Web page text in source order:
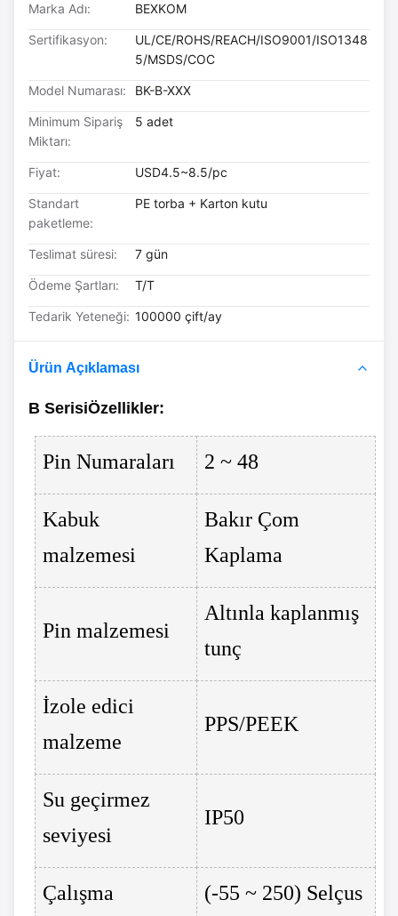
Marka Adı: BEXKOM
Sertifikasyon:
UL/CE/ROHS/REACH/ISO9001/ISO1348
5/MSDS/COC
Model Numarası: BK-B-XXX
Minimum Sipariş
Miktarı:
5 adet
Fiyat: USD4.5~8.5/pc
Standart
paketleme:
PE torba + Karton kutu
Teslimat süresi: 7 gün
Ödeme Şartları: T/T
Tedarik Yeteneği: 100000 çift/ay
Ürün Açıklaması
B SerisiÖzellikler:
Pin Numaraları 2 ~ 48
Kabuk
malzemesi
Bakır Çom
Kaplama
Pin malzemesi
Altınla kaplanmış
tunç
İzole edici
malzeme
PPS/PEEK
Su geçirmez
seviyesi
IP50
Çalışma
(-55 ~ 250) Selçus